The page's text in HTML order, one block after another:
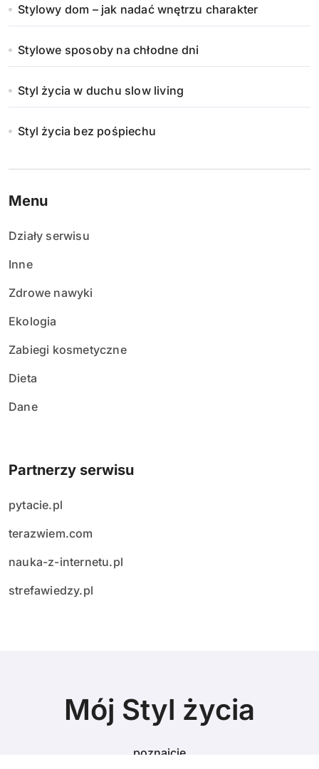
Stylowy dom – jak nadać wnętrzu charakter
Stylowe sposoby na chłodne dni
Styl życia w duchu slow living
Styl życia bez pośpiechu
Menu
Działy serwisu
Inne
Zdrowe nawyki
Ekologia
Zabiegi kosmetyczne
Dieta
Dane
Partnerzy serwisu
pytacie.pl
terazwiem.com
nauka-z-internetu.pl
strefawiedzy.pl
Mój Styl życia
poznajcie